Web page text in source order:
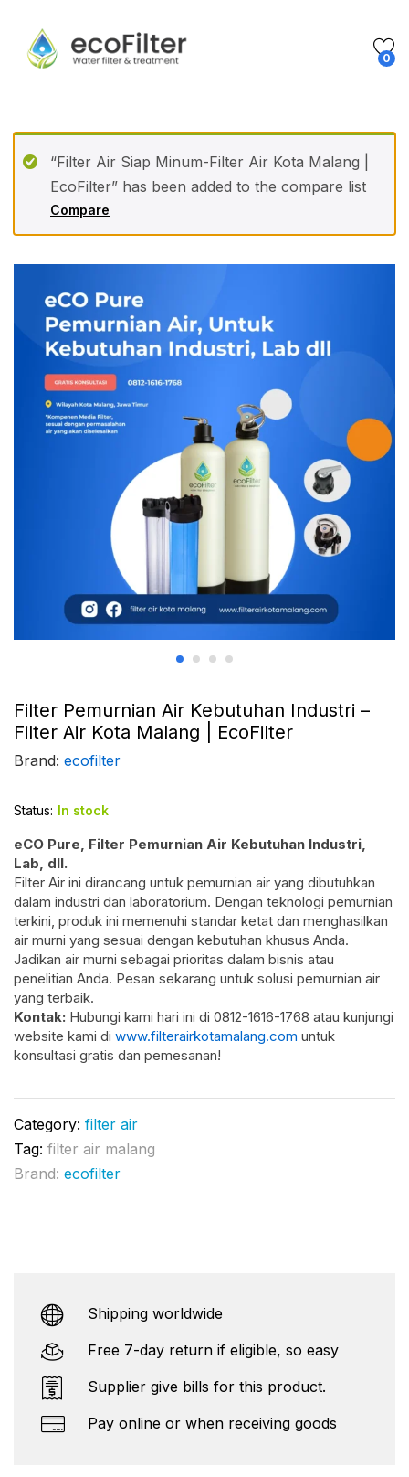
0
Compare
“Filter Air Siap Minum-Filter Air Kota Malang |
EcoFilter” has been added to the compare list
Filter Pemurnian Air Kebutuhan Industri –
Filter Air Kota Malang | EcoFilter
Brand: ecofilter
Status: In stock
eCO Pure, Filter Pemurnian Air Kebutuhan Industri,
Lab, dll.
Filter Air ini dirancang untuk pemurnian air yang dibutuhkan
dalam industri dan laboratorium. Dengan teknologi pemurnian
terkini, produk ini memenuhi standar ketat dan menghasilkan
air murni yang sesuai dengan kebutuhan khusus Anda.
Jadikan air murni sebagai prioritas dalam bisnis atau
penelitian Anda. Pesan sekarang untuk solusi pemurnian air
yang terbaik.
Kontak: Hubungi kami hari ini di 0812-1616-1768 atau kunjungi
website kami di www.filterairkotamalang.com untuk
konsultasi gratis dan pemesanan!
Category: filter air
Tag: filter air malang
Brand: ecofilter
Shipping worldwide
Free 7-day return if eligible, so easy
Supplier give bills for this product.
Pay online or when receiving goods